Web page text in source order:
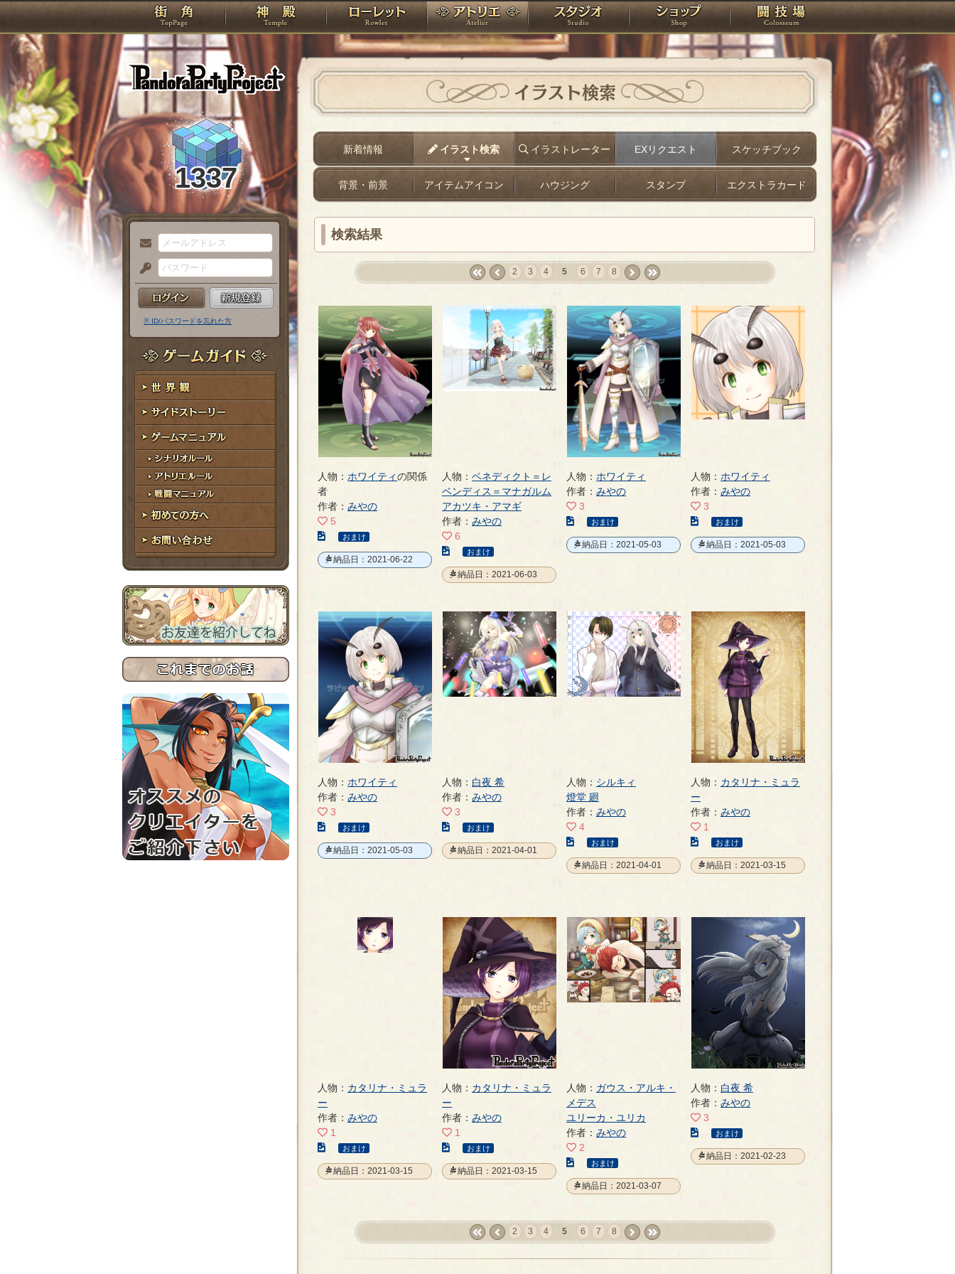
PandoraPartyProject
TOP 神殿 ローレット アトリエ スタジオ ショップ 闘技場
1337
メ
ー
ル
ア
ド
レ
ス
パ
ス
ー
ド
※ ID/パスワードを忘れた方
ゲームガイド
世界観
サイドストーリー
ゲームマニュアル
シナリオルール
アトリエルール
戦闘マニュアル
初めての方へ
お問い合わせ
イラスト検索
新着情報 イラスト検索 イラストレーター EXリクエスト スケッチブック
背景・前景 アイテムアイコン ハウジング スタンプ エクストラカード
検索結果
first
prev
2 3 4 5 6 7
8
›
»
人物： ホワイティの関係
者
作者： みやの
5
こ
の
イ
ト
の
ペ
ジ
おまけ
納品日：2021-06-22
人物： ベネディクト＝レ
ベンディス＝マナガルム
アカツキ・アマギ
作者： みやの
6
こ
の
イ
ス
ト
の
ペ
ー
ジ
おまけ
納品日：2021-06-03
人物： ホワイティ
作者： みやの
3
こ
の
イ
の
ペ
ー
ジ
おまけ
納品日：2021-05-03
人物： ホワイティ
作者： みやの
3
こ
の
イ
の
ペ
ー
ジ
おまけ
納品日：2021-05-03
人物： ホワイティ
作者： みやの
3
こ
の
イ
おまけ
納品日：2021-05-03
人物： 白夜 希
作者： みやの
3
こ
の
イ
の
ペ
ー
おまけ
納品日：2021-04-01
人物： シルキィ
燈堂 廻
作者： みやの
4
こ
の
イ
ト
の
ペ
ー
ジ
おまけ
納品日：2021-04-01
人物： カタリナ・ミュラ
ー
作者： みやの
1
こ
の
イ
ト
ー
ジ
おまけ
納品日：2021-03-15
人物： カタリナ・ミュラ
ー
作者： みやの
1
こ
の
イ
おまけ
納品日：2021-03-15
人物： カタリナ・ミュラ
ー
作者： みやの
1
こ
の
イ
ト
おまけ
納品日：2021-03-15
人物： ガウス・アルキ・
メデス
ユリーカ・ユリカ
作者： みやの
2
こ
の
イ
ス
ト
おまけ
納品日：2021-03-07
人物： 白夜 希
作者： みやの
3
こ
の
イ
の
おまけ
納品日：2021-02-23
2 3 4 5 6 7
8